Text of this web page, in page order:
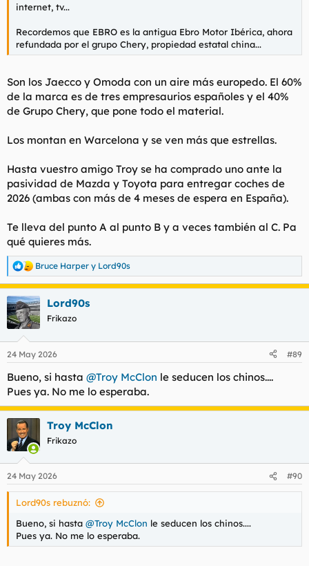
internet, tv...
Recordemos que EBRO es la antigua Ebro Motor Ibérica, ahora
refundada por el grupo Chery, propiedad estatal china...
Son los Jaecco y Omoda con un aire más europedo. El 60%
de la marca es de tres empresaurios españoles y el 40%
de Grupo Chery, que pone todo el material.
Los montan en Warcelona y se ven más que estrellas.
Hasta vuestro amigo Troy se ha comprado uno ante la
pasividad de Mazda y Toyota para entregar coches de
2026 (ambas con más de 4 meses de espera en España).
Te lleva del punto A al punto B y a veces también al C. Pa
qué quieres más.
R
e
a
c
c
i
e
:
Bruce Harper y Lord90s
Lord90s
Frikazo
24 May 2026 #89
Bueno, si hasta @Troy McClon le seducen los chinos....
Pues ya. No me lo esperaba.
Troy McClon
Frikazo
24 May 2026 #90
Lord90s rebuznó:
Bueno, si hasta @Troy McClon le seducen los chinos....
Pues ya. No me lo esperaba.